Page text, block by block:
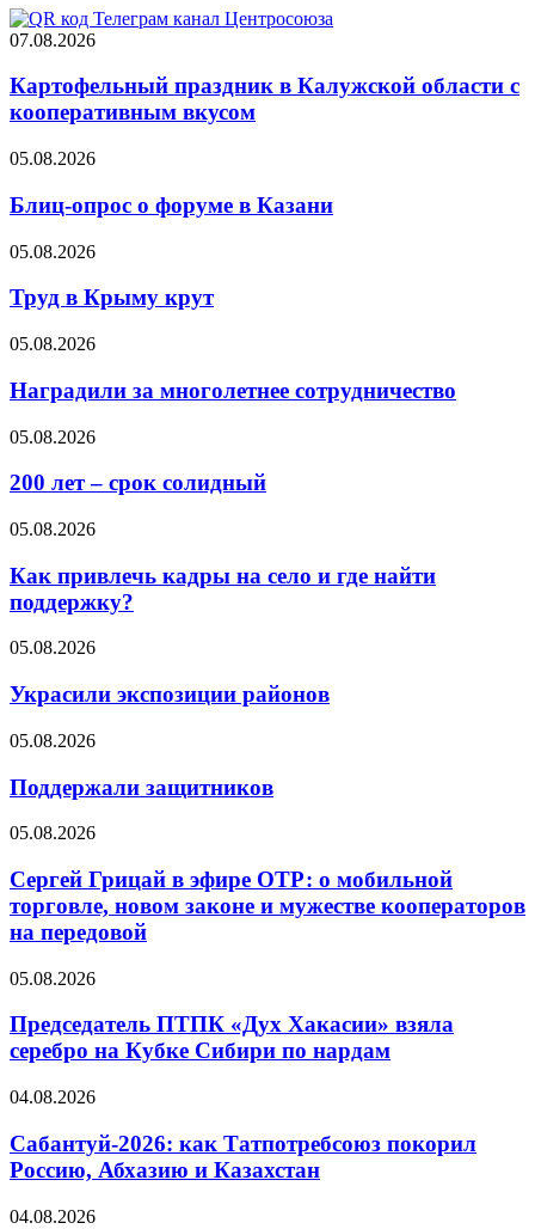
07.08.2026
Картофельный праздник в Калужской области с
кооперативным вкусом
05.08.2026
Блиц-опрос о форуме в Казани
05.08.2026
Труд в Крыму крут
05.08.2026
Наградили за многолетнее сотрудничество
05.08.2026
200 лет – срок солидный
05.08.2026
Как привлечь кадры на село и где найти
поддержку?
05.08.2026
Украсили экспозиции районов
05.08.2026
Поддержали защитников
05.08.2026
Сергей Грицай в эфире ОТР: о мобильной
торговле, новом законе и мужестве кооператоров
на передовой
05.08.2026
Председатель ПТПК «Дух Хакасии» взяла
серебро на Кубке Сибири по нардам
04.08.2026
Сабантуй-2026: как Татпотребсоюз покорил
Россию, Абхазию и Казахстан
04.08.2026